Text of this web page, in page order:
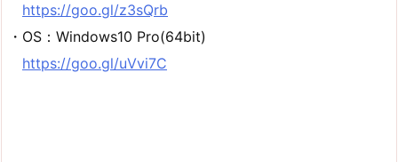
https://goo.gl/z3sQrb
・OS：Windows10 Pro(64bit)
https://goo.gl/uVvi7C